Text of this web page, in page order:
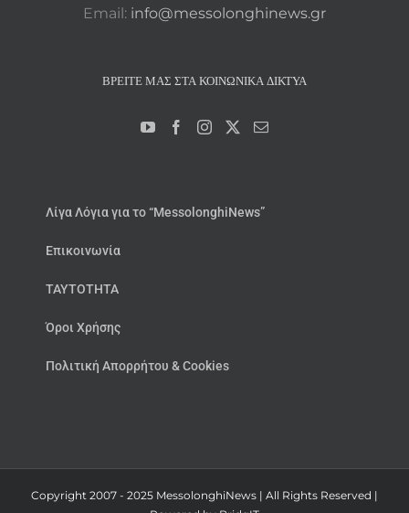
Email: info@messolonghinews.gr
ΒΡΕΊΤΕ ΜΑΣ ΣΤΑ ΚΟΙΝΩΝΙΚΆ ΔΊΚΤΥΑ
Λίγα Λόγια για το “MessolonghiNews”
Επικοινωνία
ΤΑΥΤΟΤΗΤΑ
Όροι Χρήσης
Πολιτική Απορρήτου & Cookies
Copyright 2007 - 2025 MessolonghiNews | All Rights Reserved |